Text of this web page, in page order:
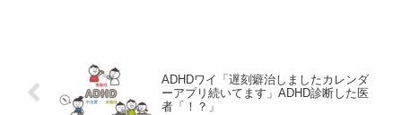
ADHDワイ「遅刻癖治しましたカレンダ
ーアプリ続いてます」ADHD診断した医
者「！？」